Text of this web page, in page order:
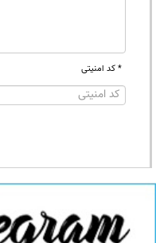
* کد امنیتی